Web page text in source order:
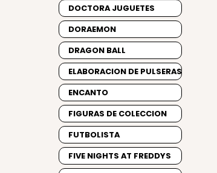
DOCTORA JUGUETES
DORAEMON
DRAGON BALL
ELABORACION DE PULSERAS
ENCANTO
FIGURAS DE COLECCION
FUTBOLISTA
FIVE NIGHTS AT FREDDYS